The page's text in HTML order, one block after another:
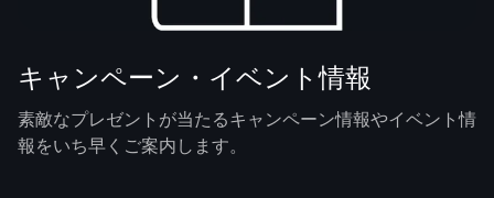
キャンペーン・イベント情報
素敵なプレゼントが当たるキャンペーン情報やイベント情
報をいち早くご案内します。